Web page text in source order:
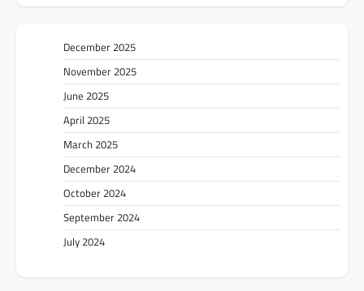
December 2025
November 2025
June 2025
April 2025
March 2025
December 2024
October 2024
September 2024
July 2024